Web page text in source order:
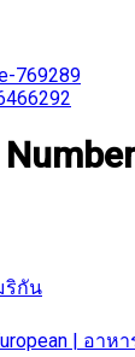
ริกัน
| อาห